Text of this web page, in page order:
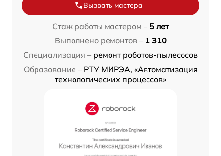
Вызвать мастера
Стаж работы мастером – 5 лет
Выполнено ремонтов – 1 310
Специализация – ремонт роботов-пылесосов
Образование – РТУ МИРЭА, «Автоматизация
технологических процессов»